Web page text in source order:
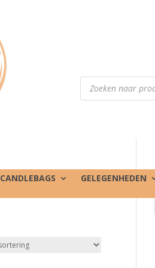
Producten
zoeken
CANDLEBAGS GELEGENHEDEN